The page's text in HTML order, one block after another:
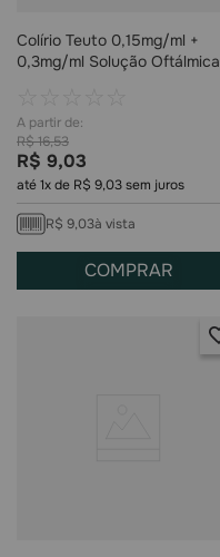
Colírio Teuto 0,15mg/ml +
0,3mg/ml Solução Oftálmica
R$16,53
R$ 9,03
até1x de R$ 9,03sem juros
R$ 9,03à vista
COMPRAR